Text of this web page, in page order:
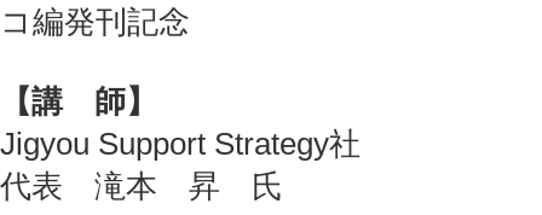
コ編発刊記念
【講 師】
Jigyou Support Strategy社
代表 滝本 昇 氏